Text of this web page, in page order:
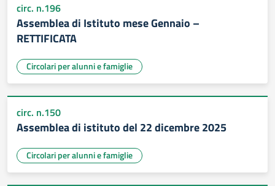
circ. n.196
Assemblea di Istituto mese Gennaio –
RETTIFICATA
Circolari per alunni e famiglie
circ. n.150
Assemblea di istituto del 22 dicembre 2025
Circolari per alunni e famiglie